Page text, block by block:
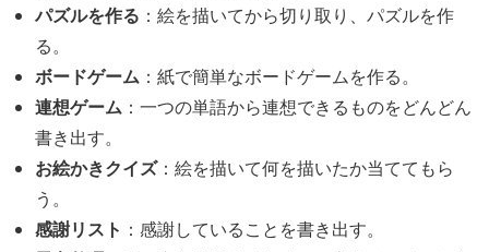
パズルを作る ：絵を描いてから切り取り、パズルを作
る。
ボードゲーム ：紙で簡単なボードゲームを作る。
連想ゲーム ：一つの単語から連想できるものをどんどん
書き出す。
お絵かきクイズ：絵を描いて何を描いたか当ててもら
う。
感謝リスト ：感謝していることを書き出す。